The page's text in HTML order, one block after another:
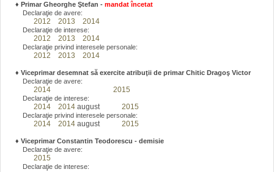
♦ Primar Gheorghe Ştefan - mandat încetat
Declaraţie de avere:
2012 2013 2014
Declaraţie de interese:
2012 2013 2014
Declaraţie privind interesele personale:
2012 2013 2014
♦ Viceprimar desemnat să exercite atribuţii de primar Chitic Dragoş Victor
Declaraţie de avere:
2014 2015
Declaraţie de interese:
2014 2014 august 2015
Declaraţie privind interesele personale:
2014 2014 august 2015
♦ Viceprimar Constantin Teodorescu - demisie
Declaraţie de avere:
2015
Declaraţie de interese: